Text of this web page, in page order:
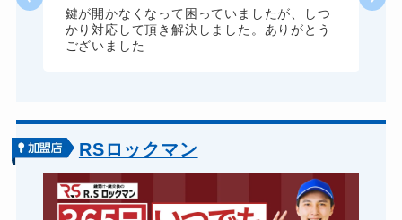
鍵が開かなくなって困っていましたが、しつ
かり対応して頂き解決しました。ありがとう
ございました
RSロックマン